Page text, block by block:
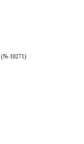
(№ 10271)